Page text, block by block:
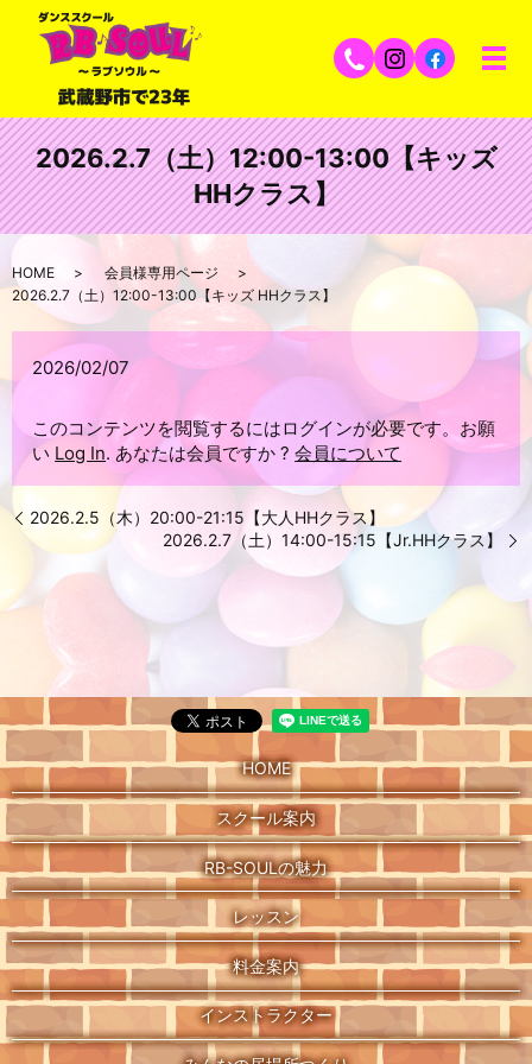
2026.2.7（土）12:00-13:00【キッズ
HHクラス】
HOME
会員様専用ページ
2026.2.7（土）12:00-13:00【キッズ HHクラス】
2026/02/07
このコンテンツを閲覧するにはログインが必要です。お願
い Log In. あなたは会員ですか ?会員について
2026.2.5（木）20:00-21:15【大人HHクラス】
2026.2.7（土）14:00-15:15【Jr.HHクラス】
HOME
スクール案内
RB-SOULの魅力
レッスン
料金案内
インストラクター